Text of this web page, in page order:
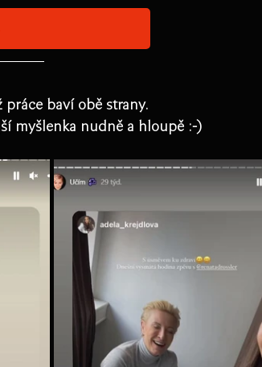
baví obě strany.
myšlenka nudně a hloupě :-)